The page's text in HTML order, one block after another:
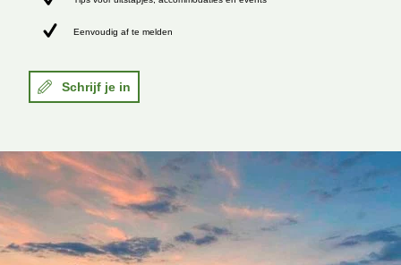
Eenvoudig af te melden
Schrijf je in